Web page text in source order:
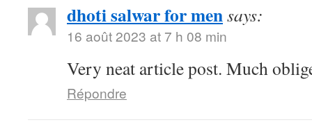
dhoti salwar for mensays:
16 août 2023 at 7 h 08 min
Very neat article post. Much
Répondre